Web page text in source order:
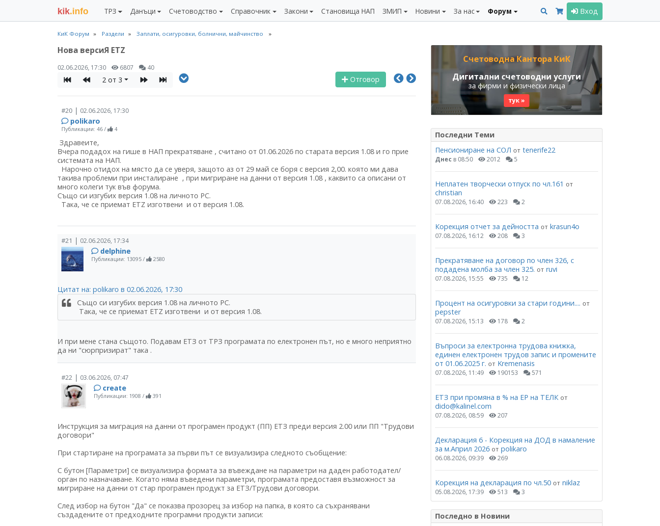
kik.info ТРЗ Данъци Счетоводство Справочник Закони Становища НАП ЗМИП Новини За нас Форум Вход
КиК Форум Раздели Заплати, осигуровки, болнични, майчинство
Нова версиЯ ETZ
02.06.2026, 17:30 6807 40
Отговор
2 от 3
#20 | 02.06.2026, 17:30
polikaro
Публикации: 46 / 4
Здравеите,
Вчера подадох на гише в НАП прекратяване , считано от 01.06.2026 по старата версия 1.08 и го прие
системата на НАП.
Нарочно отидох на място да се уверя, защото аз от 29 май се боря с версия 2,00. която ми дава
такива проблеми при инсталиране , при мигриране на данни от версия 1.08 , каквито са описани от
много колеги тук във форума.
Също си изгубих версия 1.08 на личното РС.
Така, че се приемат ЕТZ изготвени и от версия 1.08.
#21 | 02.06.2026, 17:34
delphine
Публикации: 13095 / 2580
Цитат на: polikaro в 02.06.2026, 17:30
Също си изгубих версия 1.08 на личното РС.
Така, че се приемат ЕТZ изготвени и от версия 1.08.
И при мене стана същото. Подавам ЕТЗ от ТРЗ програмата по електронен път, но е много неприятно
да ни "сюрпризират" така .
#22 | 03.06.2026, 07:47
create
Публикации: 1908 / 391
Инструкция за миграция на данни от програмен продукт (ПП) ЕТЗ преди версия 2.00 или ПП "Трудови
договори"
При стартиране на програмата за първи път се визуализира следното съобщение:
С бутон [Параметри] се визуализира формата за въвеждане на параметри на даден работодател/
орган по назначаване. Когато няма въведени параметри, програмата предоставя възможност за
мигриране на данни от стар програмен продукт за ЕТЗ/Трудови договори.
След избор на бутон "Да" се показва прозорец за избор на папка, в която са съхранявани
създадените от предходните програмни продукти записи:
Счетоводна Кантора КиК
Дигитални счетоводни услуги
за фирми и физически лица
тук »
Последни Теми
Пенсиониране на СОЛ от tenerife22
Днес в 08:50 2012 5
Неплатен творчески отпуск по чл.161 от
christian
07.08.2026, 16:40 223 2
Корекция отчет за дейността от krasun4o
07.08.2026, 16:12 208 3
Прекратяване на договор по член 326, с
подадена молба за член 325. от ruvi
07.08.2026, 15:55 735 12
Процент на осигуровки за стари години.... от
pepster
07.08.2026, 15:13 178 2
Въпроси за електронна трудова книжка,
единен електронен трудов запис и промените
от 01.06.2025 г. от Kremenasis
07.08.2026, 11:49 190153 571
ЕТЗ при промяна в % на ЕР на ТЕЛК от
dido@kalinel.com
07.08.2026, 08:59 207
Декларация 6 - Корекция на ДОД в намаление
за м.Април 2026 от polikaro
06.08.2026, 09:39 269
Корекция на декларация по чл.50 от niklaz
05.08.2026, 17:39 513 3
Последно в Новини